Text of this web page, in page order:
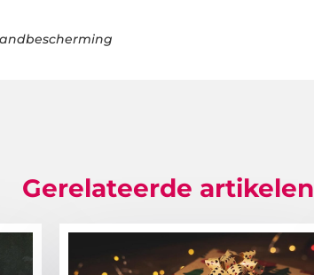
Gerelateerde artikelen